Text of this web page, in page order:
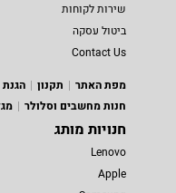
שירות לקוחות
ביטול עסקה
Contact Us
מפת האתר
תקנון
חנות מחשבים וסלולר
חנויות מותג
Lenovo
Apple